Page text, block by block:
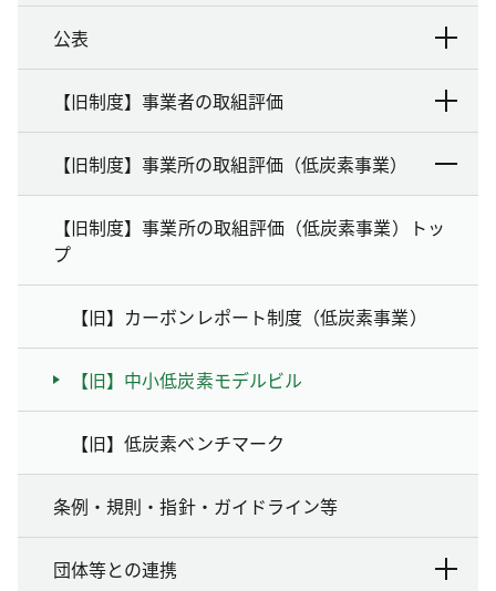
公表
【旧制度】事業者の取組評価
【旧制度】事業所の取組評価（低炭素事業）
【旧制度】事業所の取組評価（低炭素事業）トッ
プ
【旧】カーボンレポート制度（低炭素事業）
【旧】中小低炭素モデルビル
【旧】低炭素ベンチマーク
条例・規則・指針・ガイドライン等
団体等との連携